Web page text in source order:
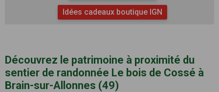
Idées cadeaux boutique IGN
Découvrez le patrimoine à proximité du
sentier de randonnée Le bois de Cossé à
Brain-sur-Allonnes (49)